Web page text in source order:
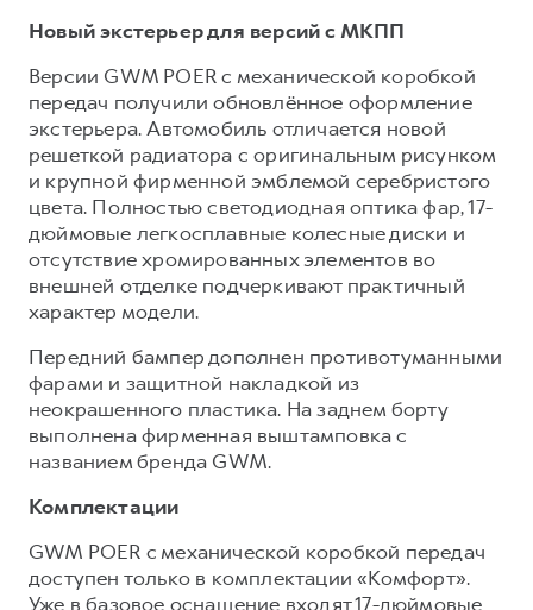
Новый экстерьер для версий с МКПП
Версии GWM POER с механической коробкой
передач получили обновлённое оформление
экстерьера. Автомобиль отличается новой
решеткой радиатора с оригинальным рисунком
и крупной фирменной эмблемой серебристого
цвета. Полностью светодиодная оптика фар, 17-
дюймовые легкосплавные колесные диски и
отсутствие хромированных элементов во
внешней отделке подчеркивают практичный
характер модели.
Передний бампер дополнен противотуманными
фарами и защитной накладкой из
неокрашенного пластика. На заднем борту
выполнена фирменная выштамповка с
названием бренда GWM.
Комплектации
GWM POER с механической коробкой передач
доступен только в комплектации «Комфорт».
Уже в базовое оснащение входят 17-дюймовые